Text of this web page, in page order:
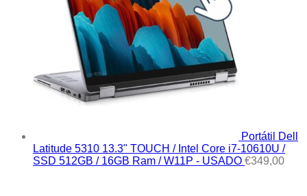
Portátil Dell
Latitude 5310 13.3" TOUCH / Intel Core i7-10610U /
SSD 512GB / 16GB Ram / W11P - USADO €349,00